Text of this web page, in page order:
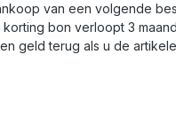
van een volgende
bon verloopt 3
geld terug als u de